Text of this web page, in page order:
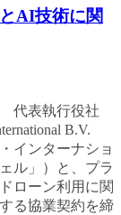
AI技術に関
代表執行役社
B.V.
インターナショ
ル」）と、プラ
ローン利用に関
る協業契約を締